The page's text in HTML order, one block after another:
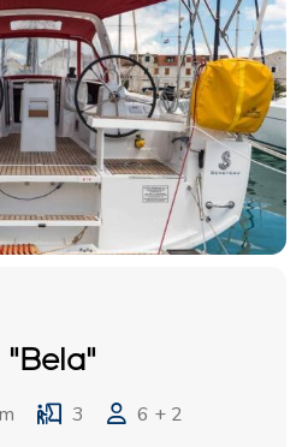
3
6 + 2